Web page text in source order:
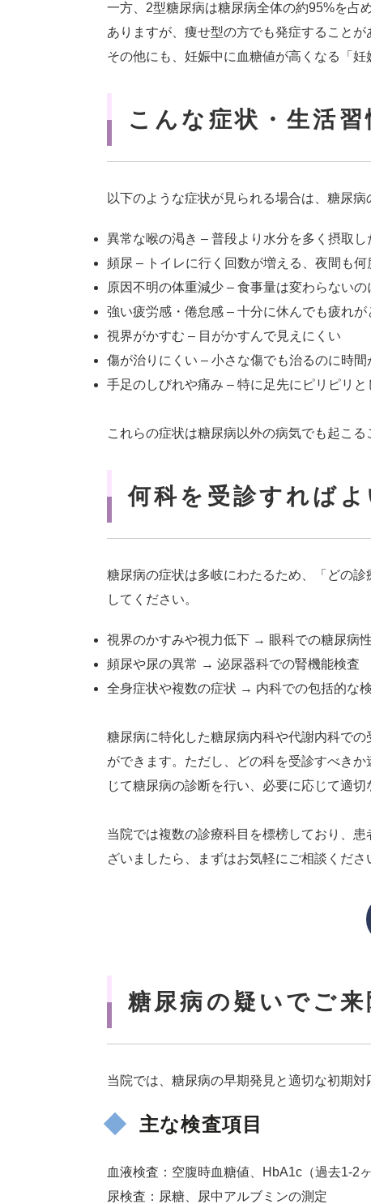
一方、2型糖尿病は糖尿病全体の約95%を占
ありますが、痩せ型の方でも発症すること
その他にも、妊娠中に血糖値が高くなる「
こんな症状・生活
以下のような症状が見られる場合は、糖尿
異常な喉の渇き – 普段より水分を多く摂取し
頻尿 – トイレに行く回数が増える、夜間も何
原因不明の体重減少 – 食事量は変わらないの
強い疲労感・倦怠感 – 十分に休んでも疲れが
視界がかすむ – 目がかすんで見えにくい
傷が治りにくい – 小さな傷でも治るのに時間
手足のしびれや痛み – 特に足先にピリピリと
これらの症状は糖尿病以外の病気でも起こ
何科を受診すれば
糖尿病の症状は多岐にわたるため、「どの
してください。
視界のかすみや視力低下 → 眼科での糖尿病
頻尿や尿の異常 → 泌尿器科での腎機能検査
全身症状や複数の症状 → 内科での包括的な
糖尿病に特化した糖尿病内科や代謝内科で
ができます。ただし、どの科を受診すべき
じて糖尿病の診断を行い、必要に応じて適切
当院では複数の診療科目を標榜しており、
ざいましたら、まずはお気軽にご相談くだ
糖尿病の疑いでご
当院では、糖尿病の早期発見と適切な初期対
主な検査項目
血液検査：空腹時血糖値、HbA1c（過去1-2
尿検査：尿糖、尿中アルブミンの測定